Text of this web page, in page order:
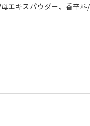
エキスパウダー、香辛